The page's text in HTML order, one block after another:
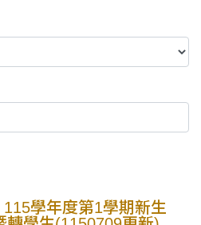
115學年度第1學期新生